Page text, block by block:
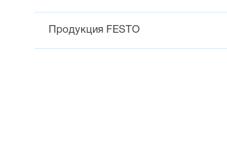
Продукция FESTO